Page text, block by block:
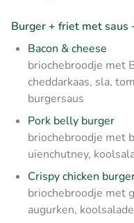
Burger + friet met saus
Bacon & cheese
briochebroodje met
cheddarkaas, sla,
burgersaus
Pork belly burger
briochebroodje met
uienchutney,
Crispy chicken
briochebroodje met
augurken,